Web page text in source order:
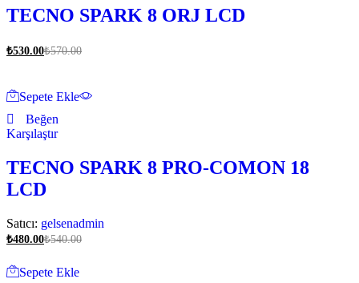
TECNO SPARK 8 ORJ LCD
₺530.00₺570.00
Sepete Ekle
Beğen
Karşılaştır
TECNO SPARK 8 PRO-COMON 18
LCD
Satıcı: gelsenadmin
₺480.00₺540.00
Sepete Ekle